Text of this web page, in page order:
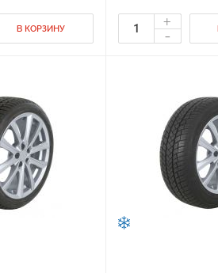
В КОРЗИНУ +
-